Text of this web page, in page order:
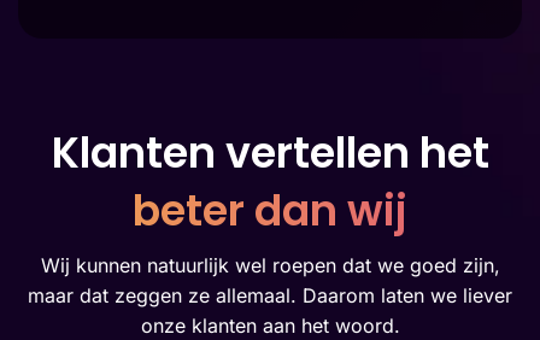
Klanten vertellen het
beter dan wij
Wij kunnen natuurlijk wel roepen dat we goed zijn,
maar dat zeggen ze allemaal. Daarom laten we liever
onze klanten aan het woord.